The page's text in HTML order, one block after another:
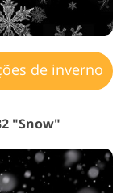
de inverno
"Snow"